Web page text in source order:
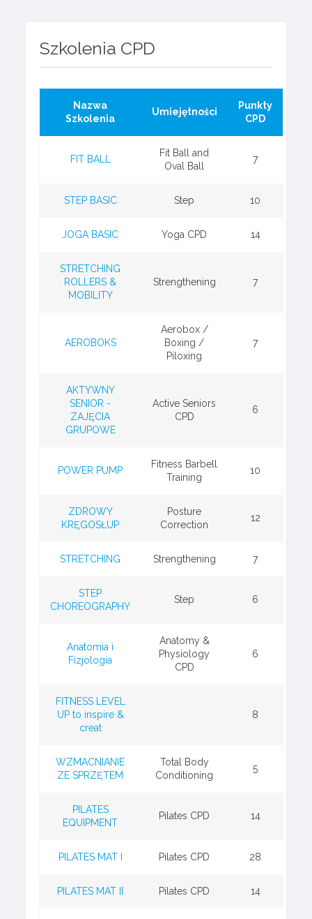
Szkolenia CPD
Nazwa
Szkolenia
Umiejętności
Punkty
CPD
FIT BALL
Fit Ball and
Oval Ball
7
STEP BASIC Step 10
JOGA BASIC Yoga CPD 14
STRETCHING
ROLLERS &
MOBILITY
Strengthening 7
AEROBOKS
Aerobox /
Boxing /
Piloxing
7
AKTYWNY
SENIOR -
ZAJĘCIA
GRUPOWE
Active Seniors
CPD
6
POWER PUMP
Fitness Barbell
Training
10
ZDROWY
KRĘGOSŁUP
Posture
Correction
12
STRETCHING Strengthening 7
STEP
CHOREOGRAPHY
Step 6
Anatomia i
Fizjologia
Anatomy &
Physiology
CPD
6
FITNESS LEVEL
UP to inspire &
creat
8
WZMACNIANIE
ZE SPRZĘTEM
Total Body
Conditioning
5
PILATES
EQUIPMENT
Pilates CPD 14
PILATES MAT I Pilates CPD 28
PILATES MAT II Pilates CPD 14